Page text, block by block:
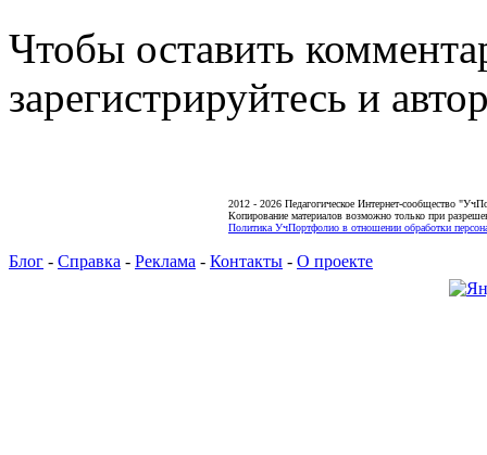
Чтобы оставить
зарегистрируйтесь и
2012 - 2026 Педагогическое Интернет-сообщество
Копирование материалов возможно только при
Политика УчПортфолио в отношении обработки
Блог - Справка - Реклама - Контакты - О проекте